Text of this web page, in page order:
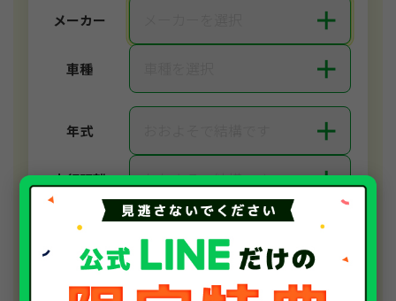
メーカー ＋
車種 ＋
年式 ＋
走行距離 おおよそで結構です ＋
無料で査定する